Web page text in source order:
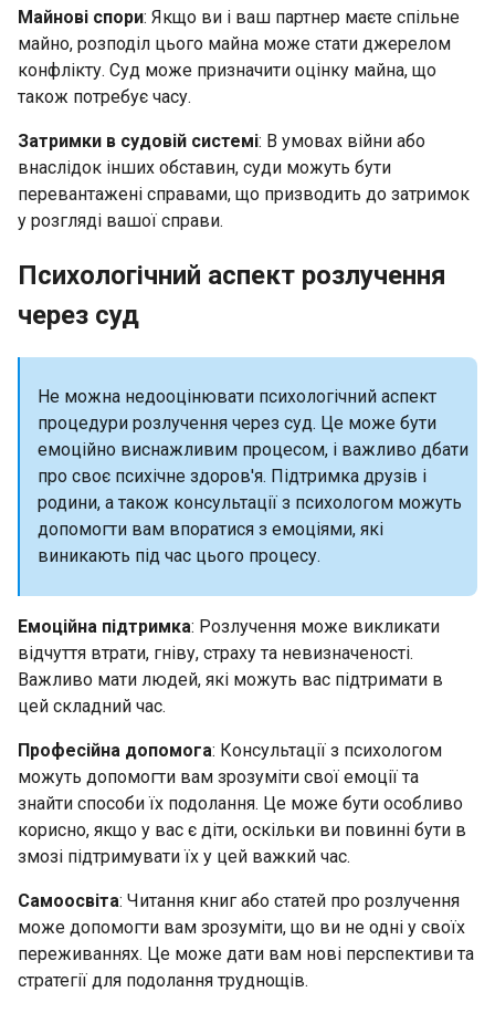
Майнові спори: Якщо ви і ваш партнер маєте спільне
майно, розподіл цього майна може стати джерелом
конфлікту. Суд може призначити оцінку майна, що
також потребує часу.
Затримки в судовій системі: В умовах війни або
внаслідок інших обставин, суди можуть бути
перевантажені справами, що призводить до затримок
у розгляді вашої справи.
Психологічний аспект розлучення
через суд
Не можна недооцінювати психологічний аспект
процедури розлучення через суд. Це може бути
емоційно виснажливим процесом, і важливо дбати
про своє психічне здоров'я. Підтримка друзів і
родини, а також консультації з психологом можуть
допомогти вам впоратися з емоціями, які
виникають під час цього процесу.
Емоційна підтримка: Розлучення може викликати
відчуття втрати, гніву, страху та невизначеності.
Важливо мати людей, які можуть вас підтримати в
цей складний час.
Професійна допомога: Консультації з психологом
можуть допомогти вам зрозуміти свої емоції та
знайти способи їх подолання. Це може бути особливо
корисно, якщо у вас є діти, оскільки ви повинні бути в
змозі підтримувати їх у цей важкий час.
Самоосвіта: Читання книг або статей про розлучення
може допомогти вам зрозуміти, що ви не одні у своїх
переживаннях. Це може дати вам нові перспективи та
стратегії для подолання труднощів.